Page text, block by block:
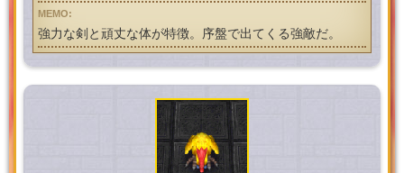
強力な剣と頑丈な体が特徴。序盤で出てくる強敵だ。